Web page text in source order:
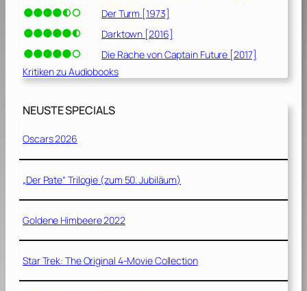
Der Turm [1973]
Darktown [2016]
Die Rache von Captain Future [2017]
Kritiken zu Audiobooks
NEUSTE SPECIALS
Oscars 2026
„Der Pate“ Trilogie (zum 50. Jubiläum)
Goldene Himbeere 2022
Star Trek: The Original 4-Movie Collection